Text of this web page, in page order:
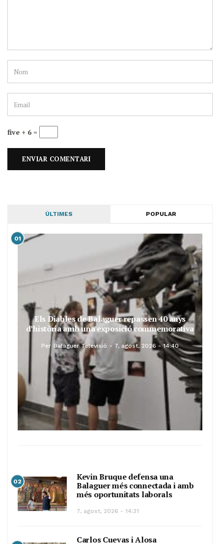
five + 6 =
ÚLTIMES POPULAR
01
Els Diables de Balaguer repassen 40 anys
d’història amb una exposició commemorativa
Per Balaguer Televisió 7, agost, 2026 - 14:40
02
Kevin Bruque defensa una
Balaguer més connectada i amb
més oportunitats laborals
7, agost, 2026 - 14:31
Carlos Cuevas i Alosa